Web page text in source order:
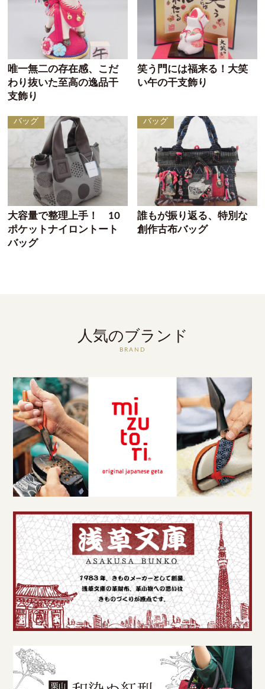
唯一無二の存在感、こだ
わり抜いた至高の逸品干
支飾り
笑う門には福来る！大笑
い午の干支飾り
バッグ
大容量で整理上手！ 10
ポケットナイロントート
バッグ
バッグ
誰もが振り返る、特別な
創作古布バッグ
人気のブランド
BRAND